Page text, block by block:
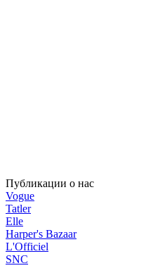
Публикации о нас
Vogue
Tatler
Elle
Harper's Bazaar
L'Officiel
SNC